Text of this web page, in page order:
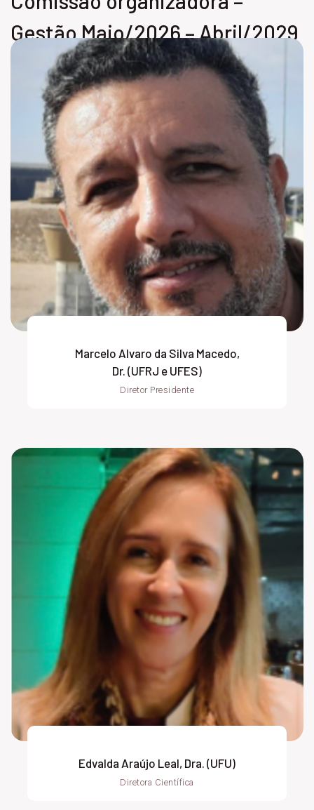
Gestão Maio/2026 – Abril/2029
Marcelo Alvaro da Silva Macedo,
Dr. (UFRJ e UFES)
Diretor Presidente
Edvalda Araújo Leal, Dra. (UFU)
Diretora Científica